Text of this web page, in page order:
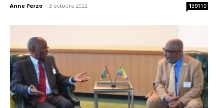
Anne Perzo - 3 octobre 2022 139110